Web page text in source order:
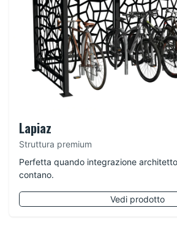
Lapiaz
Struttura premium
Perfetta quando integrazione
contano.
Vedi prodotto